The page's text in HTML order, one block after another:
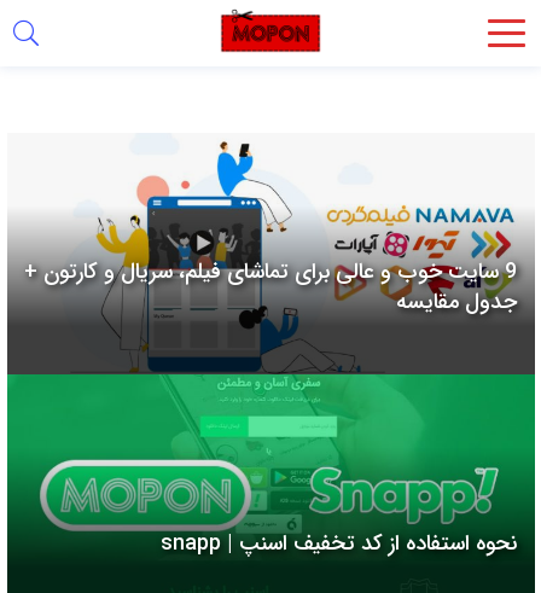
اشتراک
از
روش‌های
زیر
می‌توانید
صفحه
دوستان
خود
به
9 سایت خوب و عالی برای تماشای فیلم، سریال و کارتون +
جدول مقایسه
نحوه استفاده از کد تخفیف اسنپ | snapp